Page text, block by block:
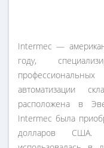
Intermec —
году,
автоматизации
расположена в
Intermec была
долларов США.